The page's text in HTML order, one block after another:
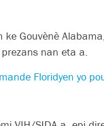
Gouvènè
nan eta a.
Floridyen yo